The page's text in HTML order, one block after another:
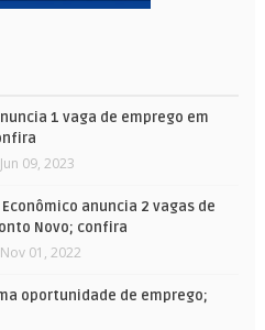
1 vaga de emprego em
Jun 09, 2023
anuncia 2 vagas de
Novo; confira
Nov 01, 2022
oportunidade de emprego;